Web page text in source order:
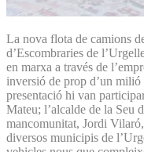
La nova flota de camions
d’Escombraries de
en marxa a través de
inversió de prop d’un
presentació hi van
Mateu; l’alcalde de la Seu
mancomunitat, Jordi
diversos municipis de